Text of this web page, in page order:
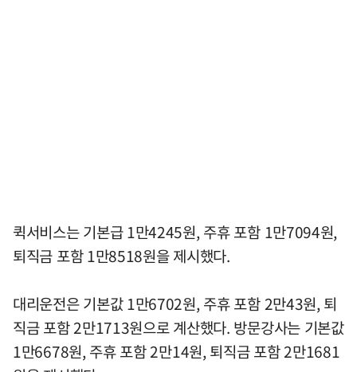
퀵서비스는 기본급 1만4245원, 주휴 포함 1만7094원,
퇴직금 포함 1만8518원을 제시했다.
대리운전은 기본값 1만6702원, 주휴 포함 2만43원, 퇴
직금 포함 2만1713원으로 계산했다. 방문강사는 기본값
1만6678원, 주휴 포함 2만14원, 퇴직금 포함 2만1681